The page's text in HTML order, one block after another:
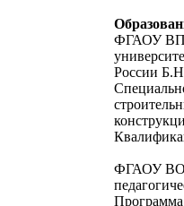
ФГАОУ
России
ФГАОУ ВО